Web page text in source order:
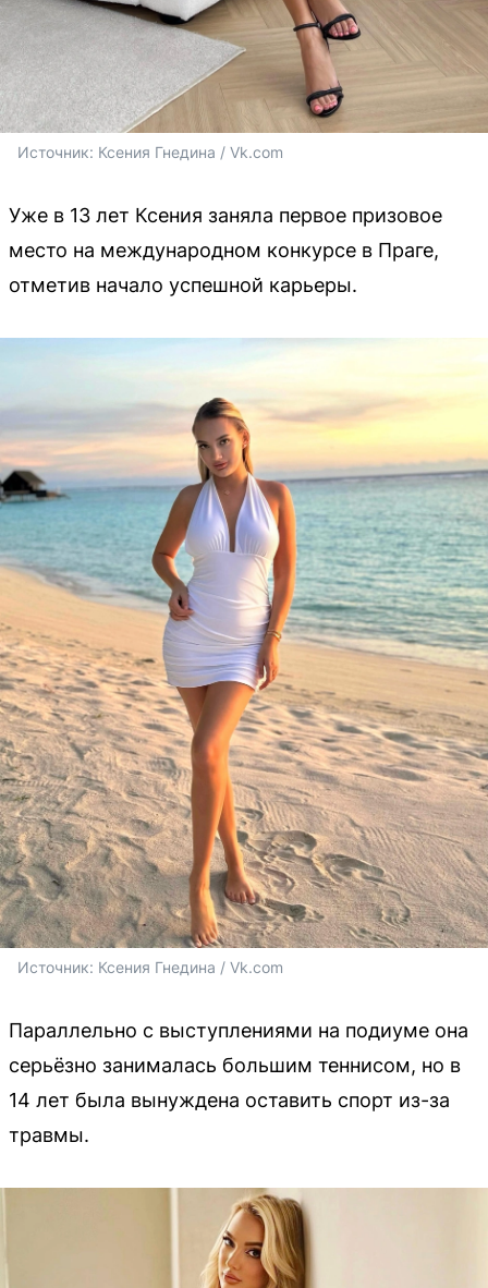
Источник: Ксения Гнедина / Vk.com
Уже в 13 лет Ксения заняла первое призовое
место на международном конкурсе в Праге,
отметив начало успешной карьеры.
Источник: Ксения Гнедина / Vk.com
Параллельно с выступлениями на подиуме она
серьёзно занималась большим теннисом, но в
14 лет была вынуждена оставить спорт из-за
травмы.